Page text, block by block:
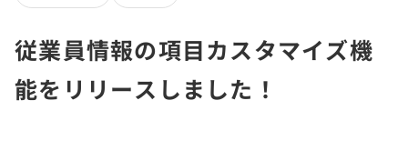
従業員情報の項目カスタマイズ機
能をリリースしました！